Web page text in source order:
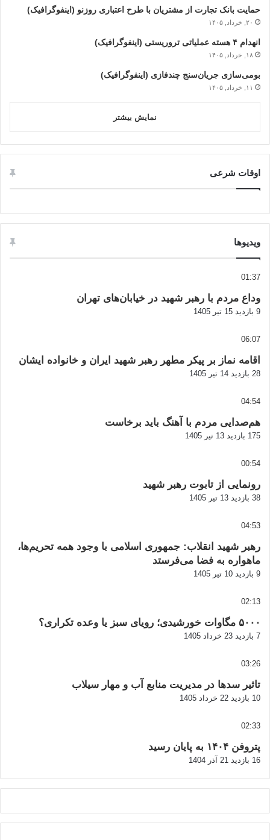
حمایت بانک تجارت از مشتریان با طرح اعتباری روزنو (اینفوگرافیک)
۲۰, خرداد, ۱۴۰۵
انهدام ۴ هسته عملیاتی تروریستی (اینفوگرافیک)
۱۸, خرداد, ۱۴۰۵
بومی‌سازی جریان‌سنج چندفازی (اینفوگرافیک)
۱۱, خرداد, ۱۴۰۵
نمایش بیشتر
اوقات شرعی
ویدیوها
01:37
وداع مردم با رهبر شهید در خیابان‌های تهران
9 بازدید 15 تیر 1405
06:07
اقامه نماز بر پیکر مطهر رهبر شهید ایران و خانواده ایشان
28 بازدید 14 تیر 1405
04:54
هم‌صدایی مردم با آهنگ باید برخاست
175 بازدید 13 تیر 1405
00:54
رونمایی از تابوت رهبر شهید
38 بازدید 13 تیر 1405
04:53
رهبر شهید انقلاب: جمهوری اسلامی با وجود همه تحریم‌ها،
ماهواره به فضا می‌فرستد
9 بازدید 10 تیر 1405
02:13
۵۰۰۰ مگاوات خورشیدی؛ رویای سبز یا وعده تکراری؟
7 بازدید 23 خرداد 1405
03:26
تاثیر سدها در مدیریت منابع آب و مهار سیلاب
10 بازدید 22 خرداد 1405
02:33
پتروفن ۱۴۰۴ به پایان رسید
16 بازدید 21 آذر 1404